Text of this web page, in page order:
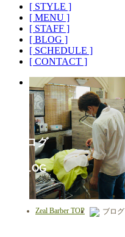
[ STYLE ]
[ MENU ]
[ STAFF ]
[ BLOG ]
[ SCHEDULE ]
[ CONTACT ]
Zeal Barber TOP ブログ
ブログ
BLOG